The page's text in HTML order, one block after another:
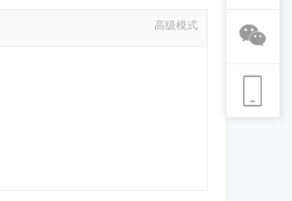
高级模式